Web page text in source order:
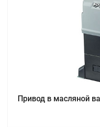
Привод в масляной